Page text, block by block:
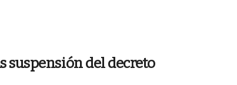
suspensión del decreto